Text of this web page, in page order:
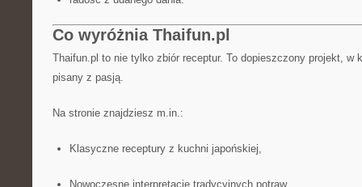
Co wyróżnia Thaifun.pl
Thaifun.pl to nie tylko zbiór receptur. To dopieszczony projekt, w
pisany z pasją.
Na stronie znajdziesz m.in.:
Klasyczne receptury z kuchni japońskiej,
Nowoczesne interpretacje tradycyjnych potraw,